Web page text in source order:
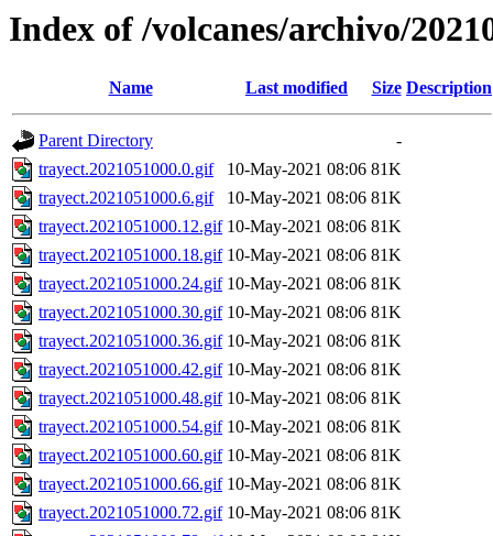
Index of /volcanes/archivo/
Name Last modified Size Description
Parent Directory
-
trayect.2021051000.0.gif
10-May-2021 08:06 81K
trayect.2021051000.6.gif
10-May-2021 08:06 81K
trayect.2021051000.12.gif 10-May-2021 08:06 81K
trayect.2021051000.18.gif 10-May-2021 08:06 81K
trayect.2021051000.24.gif 10-May-2021 08:06 81K
trayect.2021051000.30.gif 10-May-2021 08:06 81K
trayect.2021051000.36.gif 10-May-2021 08:06 81K
trayect.2021051000.42.gif 10-May-2021 08:06 81K
trayect.2021051000.48.gif 10-May-2021 08:06 81K
trayect.2021051000.54.gif 10-May-2021 08:06 81K
trayect.2021051000.60.gif 10-May-2021 08:06 81K
trayect.2021051000.66.gif 10-May-2021 08:06 81K
trayect.2021051000.72.gif 10-May-2021 08:06 81K